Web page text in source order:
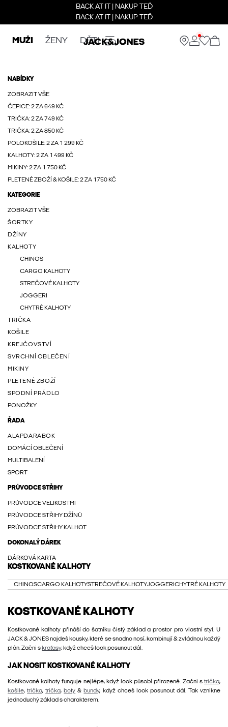
BACK AT IT | NAKUP TEĎ
BACK AT IT | NAKUP TEĎ
MUŽI ŽENY DĚTI
NABÍDKY
ZOBRAZIT VŠE
ČEPICE: 2 ZA 649 KČ
TRIČKA: 2 ZA 749 KČ
TRIČKA: 2 ZA 850 KČ
POLOKOŠILE: 2 ZA 1 299 KČ
KALHOTY: 2 ZA 1 499 KČ
MIKINY: 2 ZA 1 750 KČ
PLETENÉ ZBOŽÍ & KOŠILE: 2 ZA 1750 KČ
KATEGORIE
ZOBRAZIT VŠE
ŠORTKY
DŽÍNY
KALHOTY
CHINOS
CARGO KALHOTY
STREČOVÉ KALHOTY
JOGGERI
CHYTRÉ KALHOTY
TRIČKA
KOŠILE
KREJČOVSTVÍ
SVRCHNÍ OBLEČENÍ
MIKINY
PLETENÉ ZBOŽÍ
SPODNÍ PRÁDLO
PONOŽKY
ŘADA
ALAPDARABOK
DOMÁCÍ OBLEČENÍ
MULTIBALENÍ
SPORT
PRŮVODCE STŘIHY
PRŮVODCE VELIKOSTMI
PRŮVODCE STŘIHY DŽÍNŮ
PRŮVODCE STŘIHY KALHOT
DOKONALÝ DÁREK
DÁRKOVÁ KARTA
KOSTKOVANÉ KALHOTY
CHINOSCARGO KALHOTYSTREČOVÉ KALHOTYJOGGERI CHYTRÉ KALHOTY
KOSTKOVANÉ KALHOTY
Kostkované kalhoty přináší do šatníku čistý základ a prostor pro vlastní styl. U
JACK & JONES najdeš kousky, které se snadno nosí, kombinují & zvládnou každý
plán. Začni s kraťasy, když chceš look posunout dál.
JAK NOSIT KOSTKOVANÉ KALHOTY
Kostkované kalhoty funguje nejlépe, když look působí přirozeně. Začni s trička,
košile,trička,trička, boty & bundy, když chceš look posunout dál. Tak vznikne
jednoduchý základ s charakterem.